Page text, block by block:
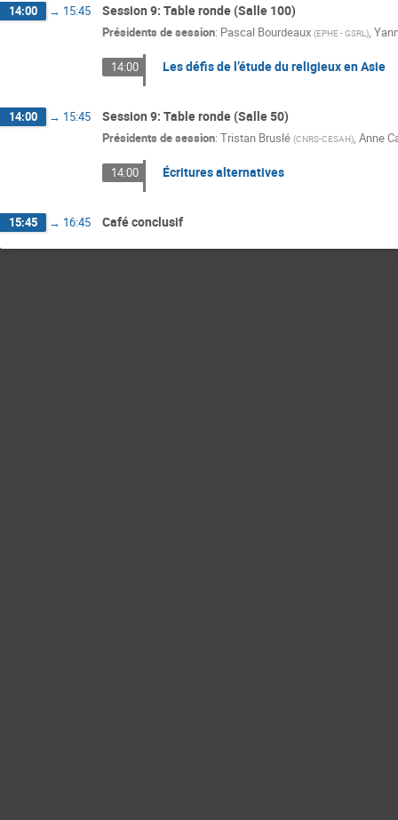
14:00 → 15:45 Session 9: Table ronde (Salle 100)
Présidents de session: Pascal Bourdeaux (EPHE - GSRL),
14:00 Les défis de l’étude du religieux en Asie
14:00 → 15:45 Session 9: Table ronde (Salle 50)
Présidents de session: Tristan Bruslé (CNRS-CESAH), Anne
14:00 Écritures alternatives
15:45 → 16:45 Café conclusif